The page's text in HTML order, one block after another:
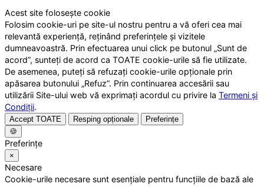
Acest site folosește cookie
Folosim cookie-uri pe site-ul nostru pentru a vă oferi cea mai
relevantă experiență, reținând preferințele și vizitele
dumneavoastră. Prin efectuarea unui click pe butonul „Sunt de
acord”, sunteți de acord ca TOATE cookie-urile să fie utilizate.
De asemenea, puteți să refuzați cookie-urile opționale prin
apăsarea butonului „Refuz”. Prin continuarea accesării sau
utilizării Site-ului web vă exprimați acordul cu privire la Termeni și
Condiții.
Accept TOATE Resping opționale
Preferințe
🍪
Preferințe
×
Necesare
Cookie-urile necesare sunt esențiale pentru funcțiile de bază ale